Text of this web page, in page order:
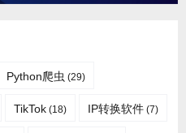
Python爬虫 (29)
TikTok (18) IP转换软件 (7)